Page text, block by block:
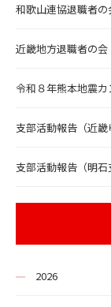
和歌山連協退職者
近畿地方退職者の
令和８年熊本地震
支部活動報告（近
支部活動報告（明石
2026